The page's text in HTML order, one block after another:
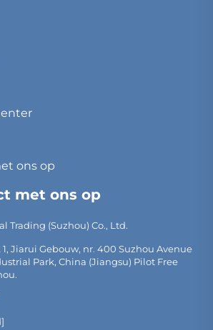
ons op
met ons op
Trading (Suzhou) Co., Ltd.
Jiarui Gebouw, nr. 400 Suzhou Avenue
Park, China (Jiangsu) Pilot Free